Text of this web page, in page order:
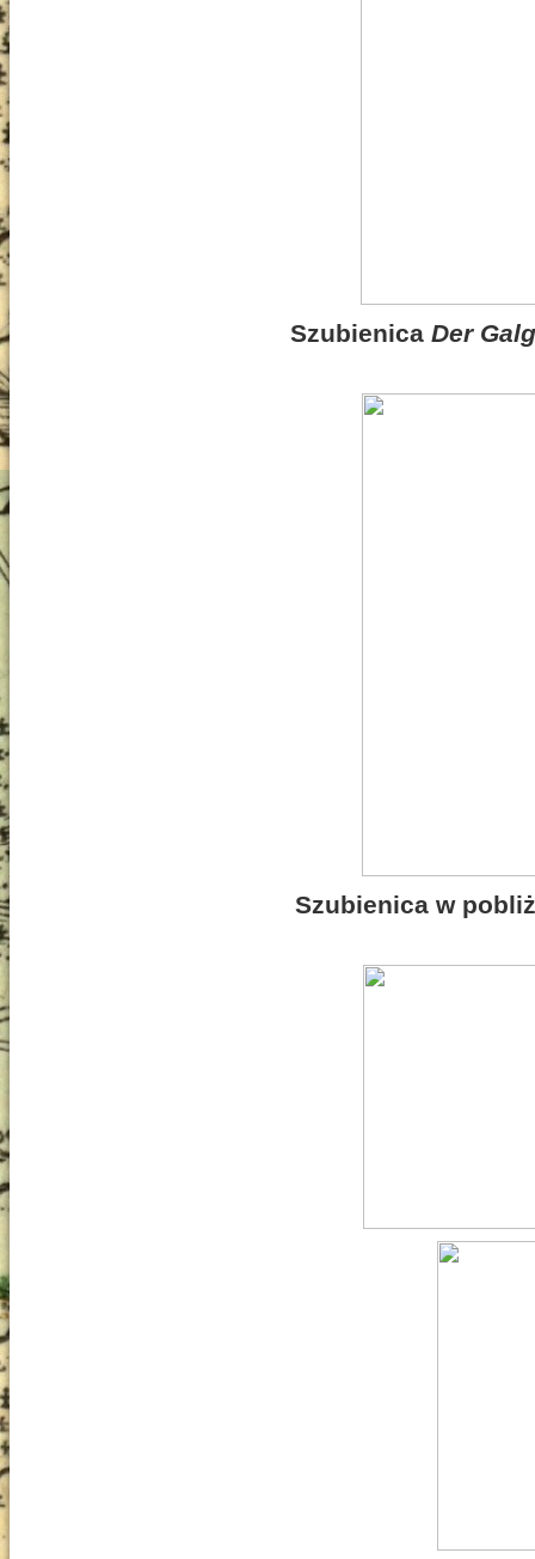
Szubienica Der
Szubienica w